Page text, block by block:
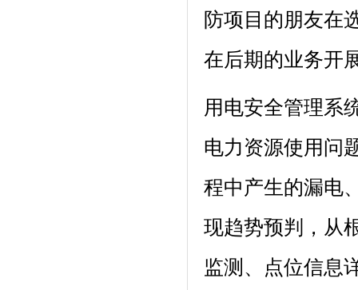
防项目的朋友在
在后期的业务开
用电安全管理系
电力资源使用问
程中产生的漏电
现趋势预判，从
监测、点位信息